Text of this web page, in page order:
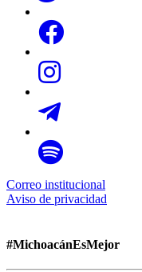
Correo institucional
Aviso de privacidad
#MichoacánEsMejor